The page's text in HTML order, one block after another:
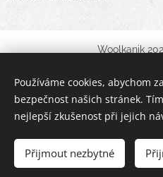
Out
Woolkanik
English
Používáme cookies, abychom
bezpečnost našich stránek.
nejlepší zkušenost při jejich
Přijmout nezbytné